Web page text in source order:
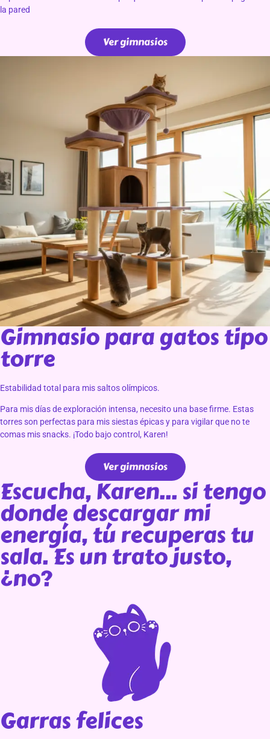
la pared
Ver gimnasios
Gimnasio para gatos tipo
torre
Estabilidad total para mis saltos olímpicos.
Para mis días de exploración intensa, necesito una base firme. Estas
torres son perfectas para mis siestas épicas y para vigilar que no te
comas mis snacks. ¡Todo bajo control, Karen!
Ver gimnasios
Escucha, Karen... si tengo
donde descargar mi
energía, tú recuperas tu
sala. Es un trato justo,
¿no?
Garras felices